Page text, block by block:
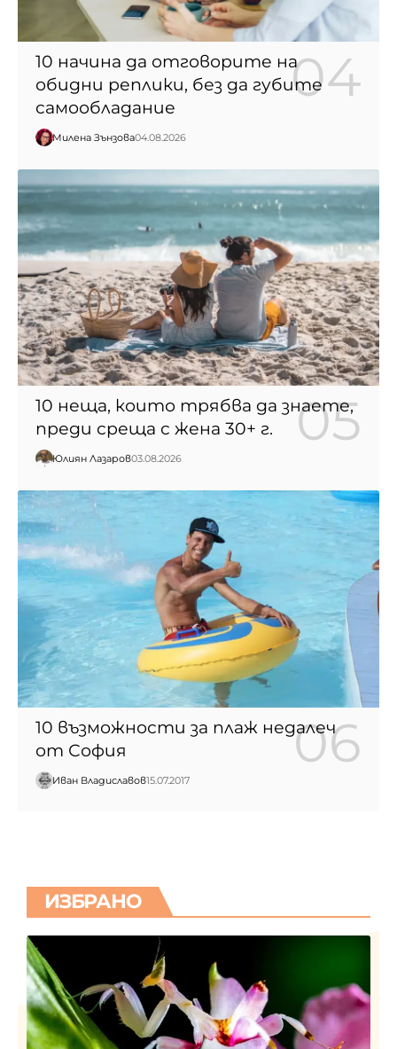
10 начина да отговорите на
обидни реплики, без да губите
самообладание
Милена Зънзова04.08.2026
10 неща, които трябва да знаете,
преди среща с жена 30+ г.
Юлиян Лазаров03.08.2026
10 възможности за плаж недалеч
от София
Иван Владиславов15.07.2017
ИЗБРАНО